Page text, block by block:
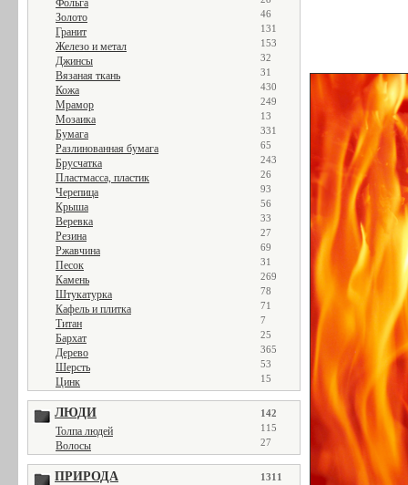
Фольга
Золото 46
Гранит 131
Железо и метал 153
Джинсы 32
Вязаная ткань 31
Кожа 430
Мрамор 249
Мозаика 13
Бумага 331
Разлинованная бумага 65
Брусчатка 243
Пластмасса, пластик 26
Черепица 93
Крыша 56
Веревка 33
Резина 27
Ржавчина 69
Песок 31
Камень 269
Штукатурка 78
Кафель и плитка 71
Титан 7
Бархат 25
Дерево 365
Шерсть 53
Цинк 15
ЛЮДИ 142
Толпа людей 115
Волосы 27
ПРИРОДА 1311